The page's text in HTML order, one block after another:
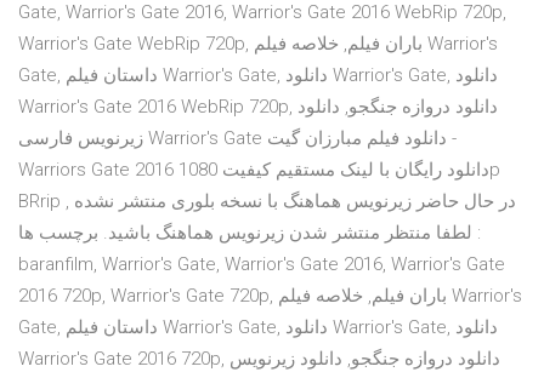
Gate, Warrior's Gate 2016, Warrior's Gate 2016 WebRip 720p,
Warrior's Gate WebRip 720p, باران فیلم, خلاصه فیلم Warrior's
Gate, داستان فیلم Warrior's Gate, دانلود Warrior's Gate, دانلود
Warrior's Gate 2016 WebRip 720p, دانلود دروازه جنگجو, دانلود
زیرنویس فارسی Warrior's Gate دانلود فیلم مبارزان گیت -
Warriors Gate 2016 دانلود رایگان با لینک مستقیم کیفیت 1080p
BRrip , در حال حاضر زیرنویس هماهنگ با نسخه بلوری منتشر نشده
لطفا منتظر منتشر شدن زیرنویس هماهنگ باشید. برچسب ها :
baranfilm, Warrior's Gate, Warrior's Gate 2016, Warrior's Gate
2016 720p, Warrior's Gate 720p, باران فیلم, خلاصه فیلم Warrior's
Gate, داستان فیلم Warrior's Gate, دانلود Warrior's Gate, دانلود
Warrior's Gate 2016 720p, دانلود دروازه جنگجو, دانلود زیرنویس